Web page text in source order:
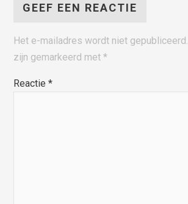
GEEF EEN REACTIE
Het e-mailadres wordt niet gepubliceerd.
zijn gemarkeerd met*
Reactie*